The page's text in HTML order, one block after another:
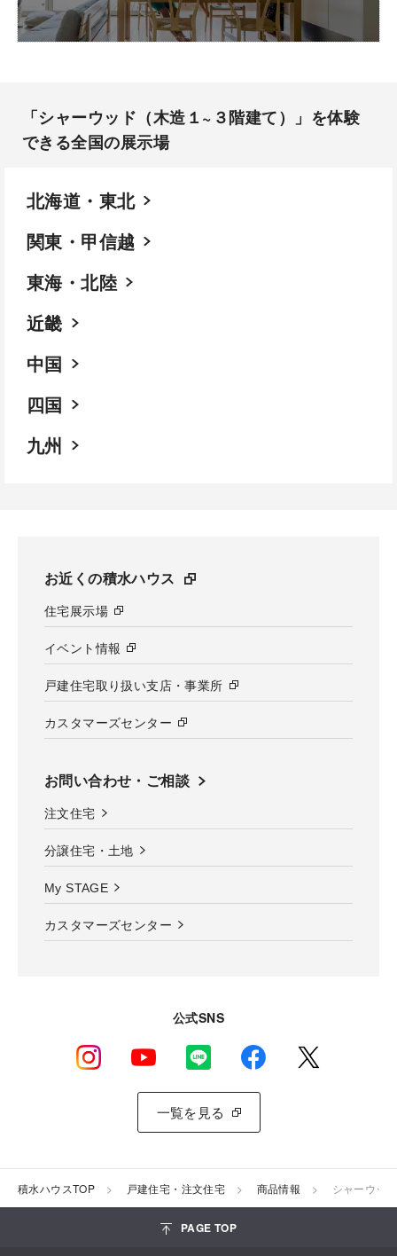
「シャーウッド（木造１~３階建て）」を体験
できる全国の展示場​
北海道・東北
関東・甲信越
東海・北陸
近畿
中国
四国
九州
お近くの積水ハウス
住宅展示場
イベント情報
戸建住宅取り扱い支店・事業所
カスタマーズセンター
お問い合わせ・ご相談
注文住宅
分譲住宅・土地
My STAGE
カスタマーズセンター
公式SNS
一覧を見る
積水ハウスTOP 戸建住宅・注文住宅 商品情報 シャーウッ
PAGE TOP